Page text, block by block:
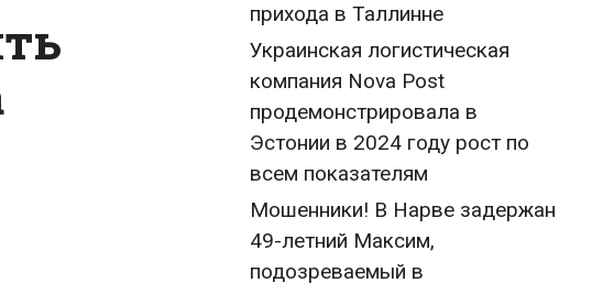
прихода в Таллинне
Украинская логистическая
компания Nova Post
продемонстрировала в
Эстонии в 2024 году рост по
всем показателям
Мошенники! В Нарве задержан
49-летний Максим,
подозреваемый в